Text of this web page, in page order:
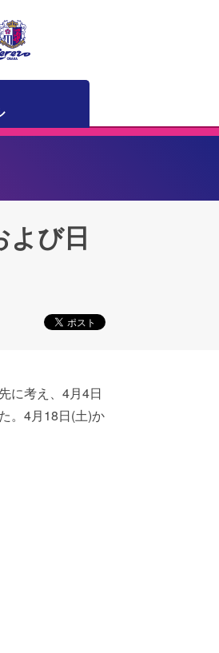
よび日
に考え、4月4日
。4月18日(土)か